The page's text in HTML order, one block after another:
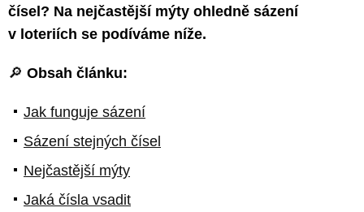
čísel? Na nejčastější mýty ohledně sázení
v loteriích se podíváme níže.
🔎 Obsah článku:
Jak funguje sázení
Sázení stejných čísel
Nejčastější mýty
Jaká čísla vsadit